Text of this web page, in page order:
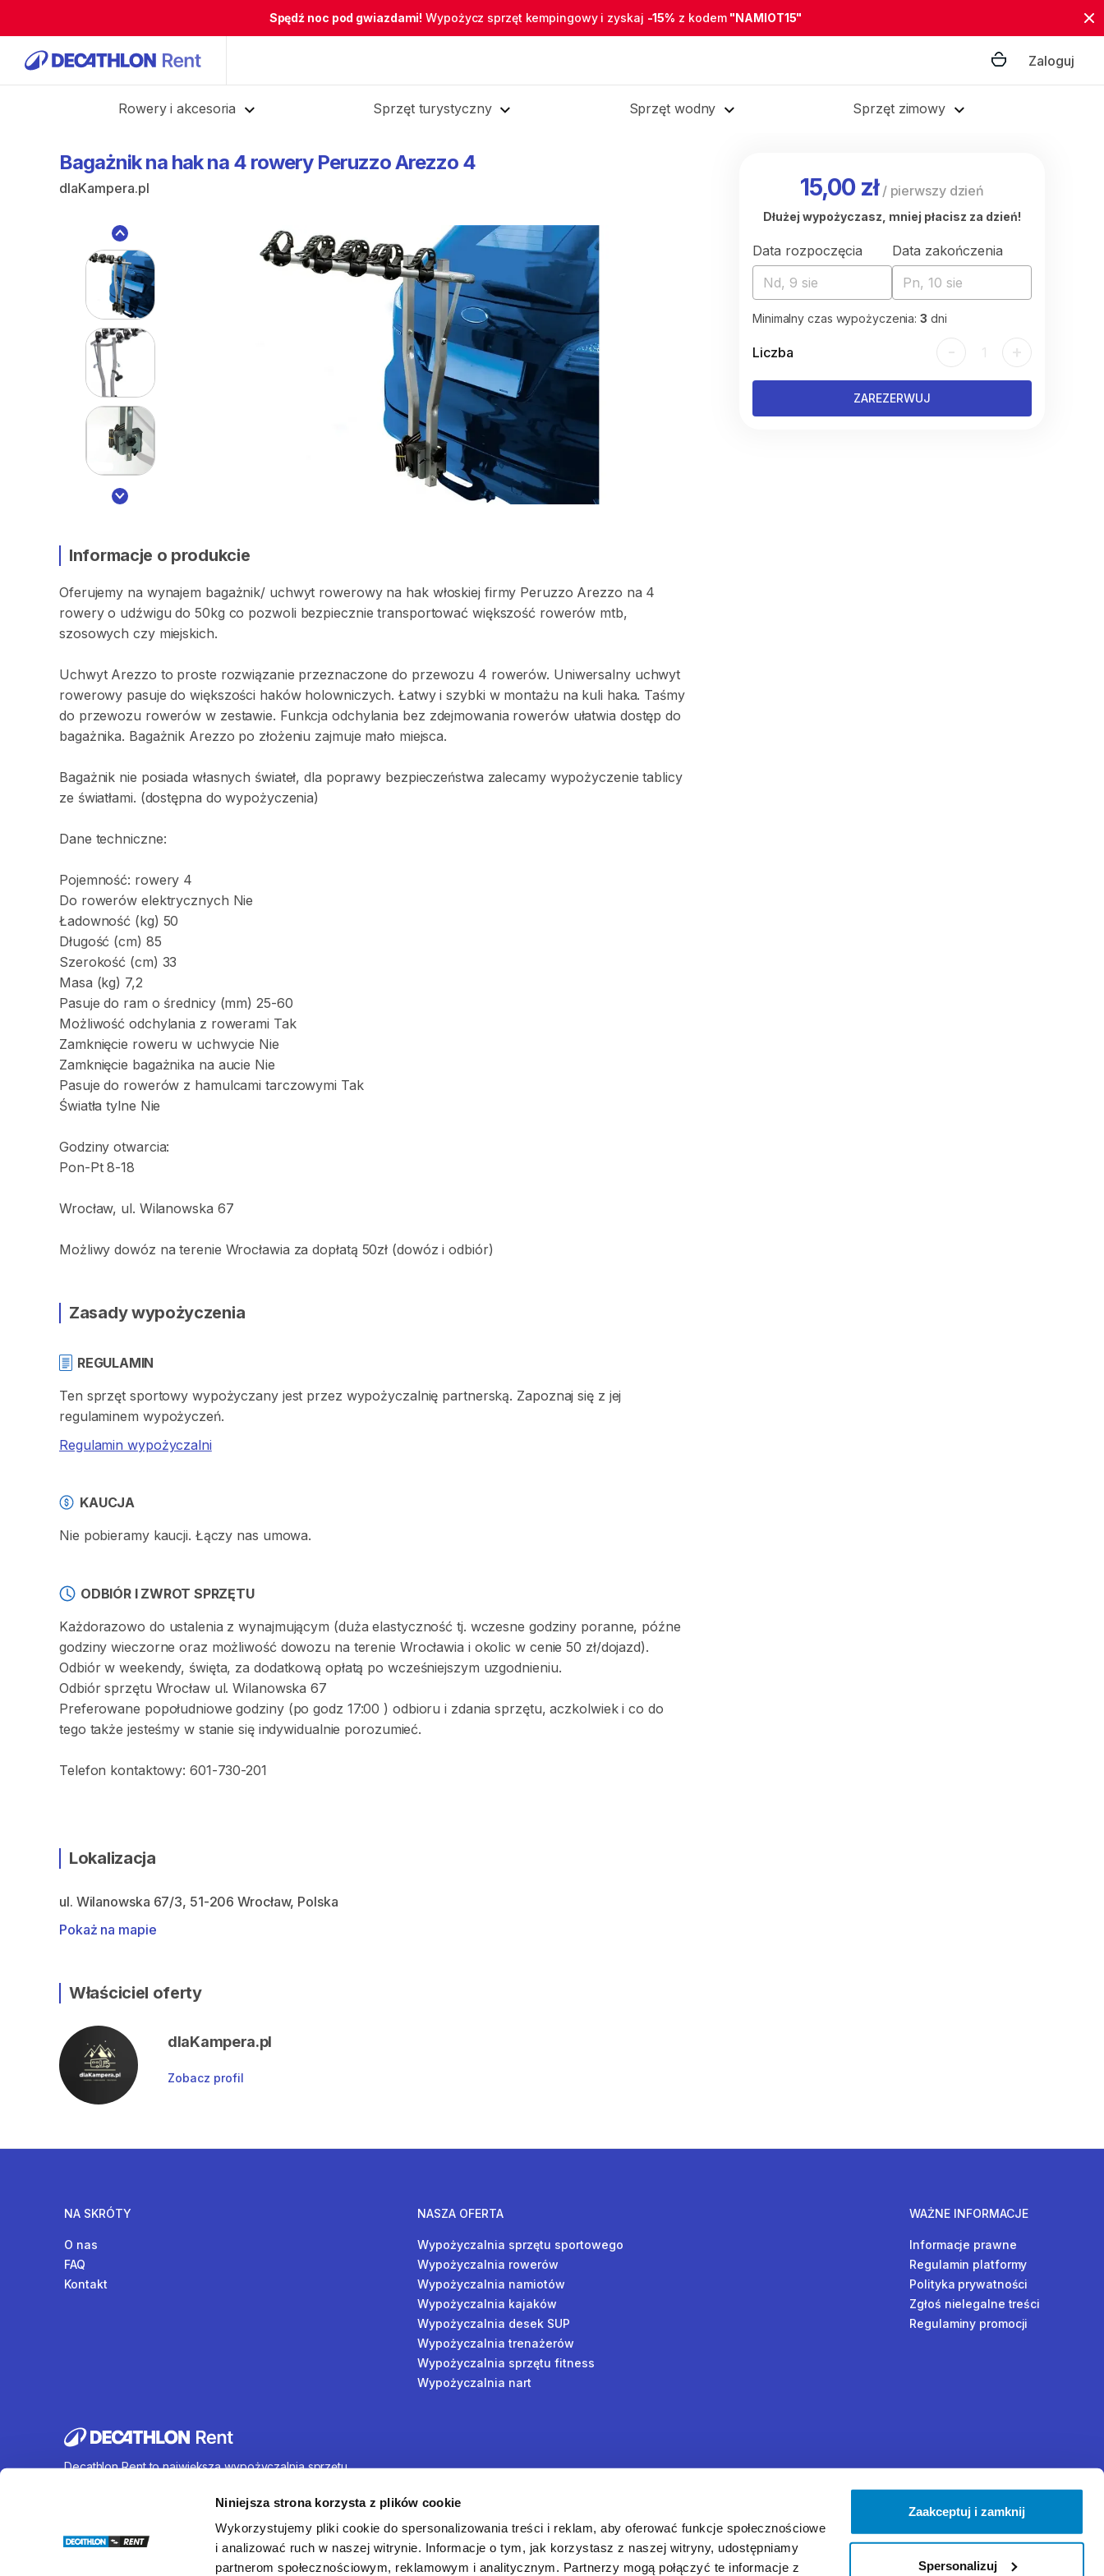
Niniejsza strona korzysta z plików cookie
Wykorzystujemy pliki cookie do spersonalizowania treści i reklam, aby oferować funkcje społecznościowe
i analizować ruch w naszej witrynie. Informacje o tym, jak korzystasz z naszej witryny, udostępniamy
partnerom społecznościowym, reklamowym i analitycznym. Partnerzy mogą połączyć te informacje z
Zaakceptuj i zamknij
Spersonalizuj
Spędź noc pod gwiazdami! Wypożycz sprzęt kempingowy i zyskaj -15% z kodem "NAMIOT15"
Zaloguj
Rowery i akcesoria Sprzęt turystyczny Sprzęt wodny Sprzęt zimowy
Bagażnik na hak na 4 rowery PeruzzoArezzo 4
dlaKampera.pl
Informacje o produkcie
Oferujemy na wynajem bagażnik​/​ uchwyt rowerowy na hak włoskiej firmy Peruzzo Arezzo na 4
rowery o udźwigu do 50kg co pozwoli bezpiecznie transportować większość rowerów mtb​,​
szosowych czy miejskich.
Uchwyt Arezzo to proste rozwiązanie przeznaczone do przewozu 4 rowerów. Uniwersalny uchwyt
rowerowy pasuje do większości haków holowniczych. Łatwy i szybki w montażu na kuli haka. Taśmy
do przewozu rowerów w zestawie. Funkcja odchylania bez zdejmowania rowerów ułatwia dostęp do
bagażnika. Bagażnik Arezzo po złożeniu zajmuje mało miejsca.
Bagażnik nie posiada własnych świateł​,​ dla poprawy bezpieczeństwa zalecamy wypożyczenie tablicy
ze światłami. (dostępna do wypożyczenia)
Dane techniczne:
Pojemność: rowery 4
Do rowerów elektrycznych Nie
Ładowność (kg) 50
Długość (cm) 85
Szerokość (cm) 33
Masa (kg) 7​,​2
Pasuje do ram o średnicy (mm) 25-60
Możliwość odchylania z rowerami Tak
Zamknięcie roweru w uchwycie Nie
Zamknięcie bagażnika na aucie Nie
Pasuje do rowerów z hamulcami tarczowymi Tak
Światła tylne Nie
Godziny otwarcia:
Pon-Pt 8-18
Wrocław​,​ ul. Wilanowska 67
Możliwy dowóz na terenie Wrocławia za dopłatą 50zł (dowóz i odbiór)
Zasady wypożyczenia
REGULAMIN
Ten sprzęt sportowy wypożyczany jest przez wypożyczalnię partnerską. Zapoznaj się z jej
regulaminem wypożyczeń.
Regulamin wypożyczalni
KAUCJA
Nie pobieramy kaucji. Łączy nas umowa.
ODBIÓR I ZWROT SPRZĘTU
Każdorazowo do ustalenia z wynajmującym (duża elastyczność tj. wczesne godziny poranne, późne
godziny wieczorne oraz możliwość dowozu na terenie Wrocławia i okolic w cenie 50 zł/dojazd).
Odbiór w weekendy, święta, za dodatkową opłatą po wcześniejszym uzgodnieniu.
Odbiór sprzętu Wrocław ul. Wilanowska 67
Preferowane popołudniowe godziny (po godz 17:00 ) odbioru i zdania sprzętu, aczkolwiek i co do
tego także jesteśmy w stanie się indywidualnie porozumieć.
Telefon kontaktowy: 601-730-201
Lokalizacja
ul. Wilanowska 67/3, 51-206 Wrocław, Polska
Pokaż na mapie
Właściciel oferty
dlaKampera.pl
Zobacz profil
15,00 zł/ pierwszy dzień
Dłużej wypożyczasz, mniej płacisz za dzień!
Data rozpoczęcia
Nd, 9 sie
Data zakończenia
Pn, 10 sie
Minimalny czas wypożyczenia: 3 dni
Liczba - 1 +
ZAREZERWUJ
NA SKRÓTY
O nas
FAQ
Kontakt
NASZA OFERTA
Wypożyczalnia sprzętu sportowego
Wypożyczalnia rowerów
Wypożyczalnia namiotów
Wypożyczalnia kajaków
Wypożyczalnia desek SUP
Wypożyczalnia trenażerów
Wypożyczalnia sprzętu fitness
Wypożyczalnia nart
WAŻNE INFORMACJE
Informacje prawne
Regulamin platformy
Polityka prywatności
Zgłoś nielegalne treści
Regulaminy promocji
Decathlon Rent to największa wypożyczalnia sprzętu
wynajem rowerów, sprzętu turystycznego, sprzętu do